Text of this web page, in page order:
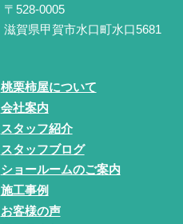
〒528-0005
滋賀県甲賀市水口町水口5681
桃栗柿屋について
会社案内
スタッフ紹介
スタッフブログ
ショールームのご案内
施工事例
お客様の声